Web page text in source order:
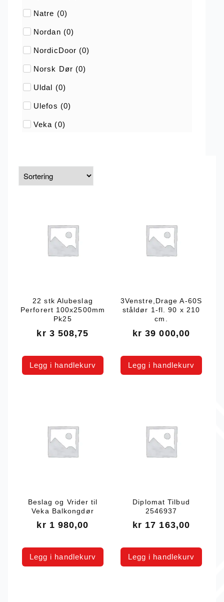
Natre (0)
Nordan (0)
NordicDoor (0)
Norsk Dør (0)
Uldal (0)
Ulefos (0)
Veka (0)
22 stk Alubeslag
Perforert 100x2500mm
Pk25
kr 3 508,75
Legg i handlekurv
3Venstre,Drage A-60S
ståldør 1-fl. 90 x 210
cm.
kr 39 000,00
Legg i handlekurv
Beslag og Vrider til
Veka Balkongdør
kr 1 980,00
Legg i handlekurv
Diplomat Tilbud
2546937
kr 17 163,00
Legg i handlekurv